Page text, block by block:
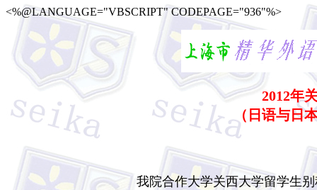
<%@LANGUAGE="VBSCRIPT" CODEPAGE="936"%>
2012年
（日语与日
我院合作大学关西大学留学生别